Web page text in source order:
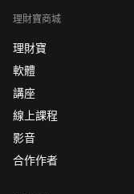
理財寶商城
理財寶
軟體
講座
線上課程
影音
合作作者